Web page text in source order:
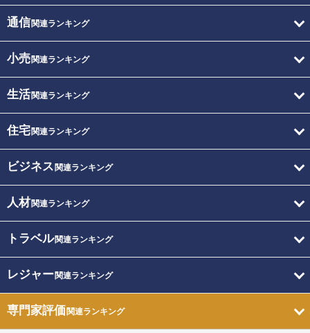
通信関連ランキング
小売関連ランキング
生活関連ランキング
住宅関連ランキング
ビジネス 関連ランキング
人材関連ランキング
トラベル関連ランキング
レジャー関連ランキング
専門家評価関連ランキング